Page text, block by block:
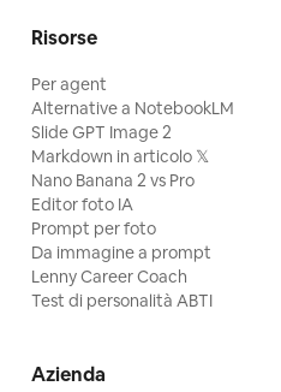
Risorse
Per agent
Alternative a NotebookLM
Slide GPT Image 2
Markdown in articolo 𝕏
Nano Banana 2 vs Pro
Editor foto IA
Prompt per foto
Da immagine a prompt
Lenny Career Coach
Test di personalità ABTI
Azienda